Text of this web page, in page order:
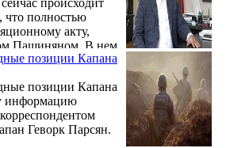
происходит
что полностью
акту,
Пашиняном. В нем
с Капаном или
области.
достоинства с
премьер-министра
17 декабря
министр
позиции Капана
позиции Капана
информацию
Геворк Парсян.